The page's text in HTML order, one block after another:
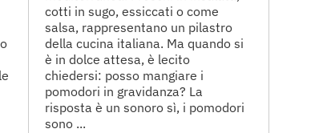
cotti in sugo, essiccati o come
salsa, rappresentano un pilastro
della cucina italiana. Ma quando si
è in dolce attesa, è lecito
chiedersi: posso mangiare i
pomodori in gravidanza? La
risposta è un sonoro sì, i pomodori
sono ...